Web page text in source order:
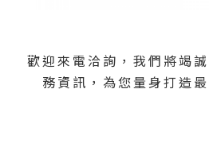
歡迎來電洽詢，我們將竭
務資訊，為您量身打造